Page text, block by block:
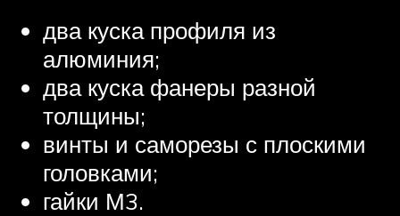
два куска профиля из
алюминия;
два куска фанеры разной
толщины;
винты и саморезы с плоскими
головками;
гайки М3.